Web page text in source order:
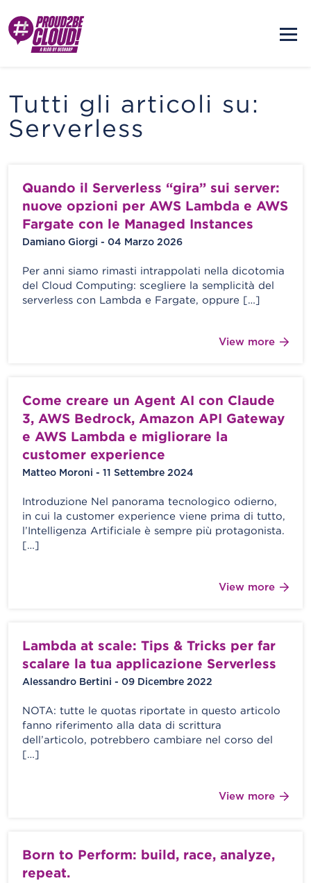
Tutti gli articoli su:
Serverless
Quando il Serverless “gira” sui server:
nuove opzioni per AWS Lambda e AWS
Fargate con le Managed Instances
Damiano Giorgi - 04 Marzo 2026
Per anni siamo rimasti intrappolati nella dicotomia
del Cloud Computing: scegliere la semplicità del
serverless con Lambda e Fargate, oppure […]
View more
Come creare un Agent AI con Claude
3, AWS Bedrock, Amazon API Gateway
e AWS Lambda e migliorare la
customer experience
Matteo Moroni - 11 Settembre 2024
Introduzione Nel panorama tecnologico odierno,
in cui la customer experience viene prima di tutto,
l’Intelligenza Artificiale è sempre più protagonista.
[…]
View more
Lambda at scale: Tips & Tricks per far
scalare la tua applicazione Serverless
Alessandro Bertini - 09 Dicembre 2022
NOTA: tutte le quotas riportate in questo articolo
fanno riferimento alla data di scrittura
dell’articolo, potrebbero cambiare nel corso del
[…]
View more
Born to Perform: build, race, analyze,
repeat.